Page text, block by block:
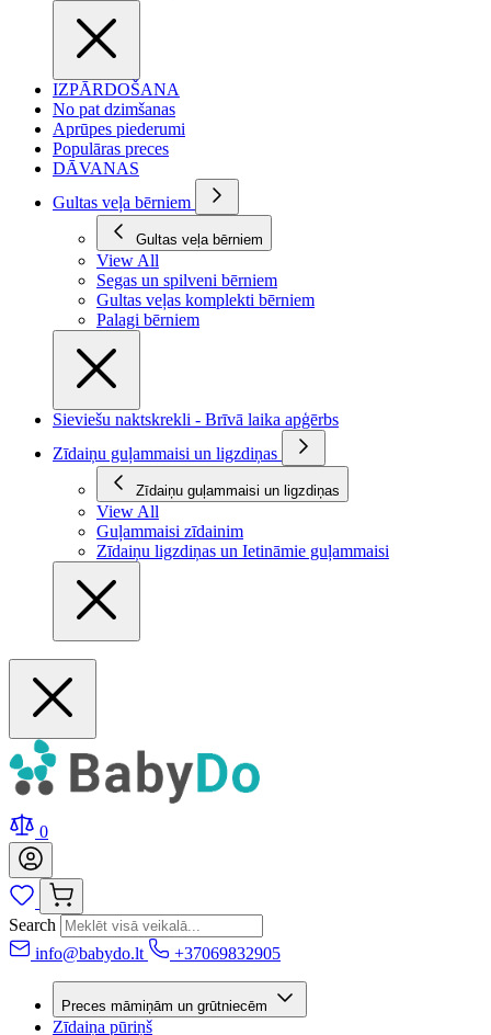
IZPĀRDOŠANA
No pat dzimšanas
Aprūpes piederumi
Populāras preces
DĀVANAS
Gultas veļa bērniem
Gultas veļa bērniem
View All
Segas un spilveni bērniem
Gultas veļas komplekti bērniem
Palagi bērniem
Sieviešu naktskrekli - Brīvā laika apģērbs
Zīdaiņu guļammaisi un ligzdiņas
Zīdaiņu guļammaisi un ligzdiņas
View All
Guļammaisi zīdainim
Zīdaiņu ligzdiņas un Ietināmie guļammaisi
0
Search
info@babydo.lt
+37069832905
Preces māmiņām un grūtniecēm
Zīdaiņa pūriņš